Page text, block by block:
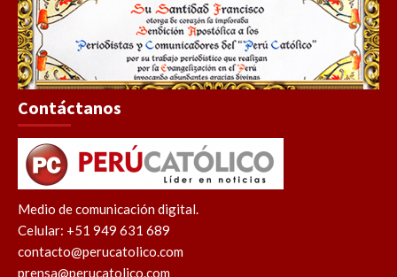
Contáctanos
Medio de comunicación digital.
Celular: +51 949 631 689
contacto@perucatolico.com
prensa@perucatolico.com